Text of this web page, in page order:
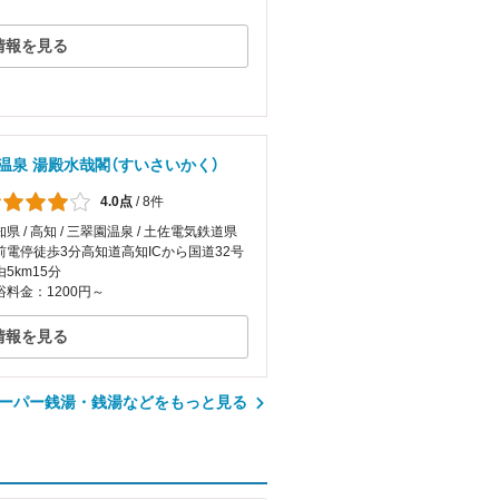
報を見る
泉 湯殿水哉閣（すいさいかく）
4.0点 /8件
県 / 高知 / 三翠園温泉 / 土佐電気鉄道県
電停徒歩3分高知道高知ICから国道32号
5km15分
料金：1200円～
報を見る
パー銭湯・銭湯などをもっと見る